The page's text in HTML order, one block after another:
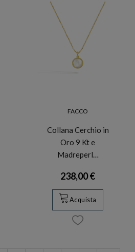
FACCO
Collana Cerchio in
Oro 9 Kt e
Madreperl…
238,00 €
Acquista